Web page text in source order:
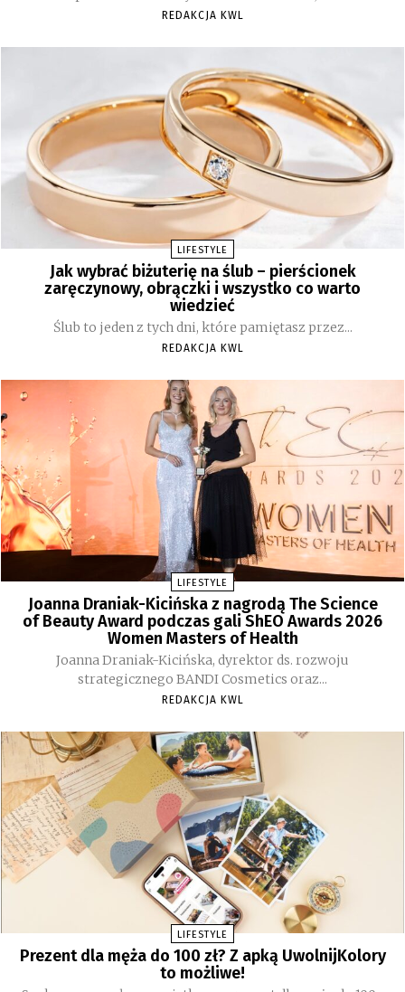
REDAKCJA KWL
LIFESTYLE
Jak wybrać biżuterię na ślub – pierścionek
zaręczynowy, obrączki i wszystko co warto
wiedzieć
Ślub to jeden z tych dni, które pamiętasz przez...
REDAKCJA KWL
LIFESTYLE
Joanna Draniak-Kicińska z nagrodą The Science
of Beauty Award podczas gali ShEO Awards 2026
Women Masters of Health
Joanna Draniak-Kicińska, dyrektor ds. rozwoju
strategicznego BANDI Cosmetics oraz...
REDAKCJA KWL
LIFESTYLE
Prezent dla męża do 100 zł? Z apką UwolnijKolory
to możliwe!